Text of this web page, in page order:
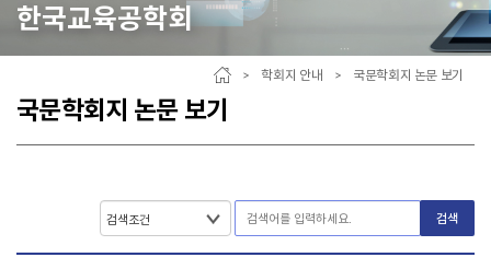
한국교육공학회
국문학회지 논문 보기
> 학회지 안내 > 국문학회지 논문 보기
검색